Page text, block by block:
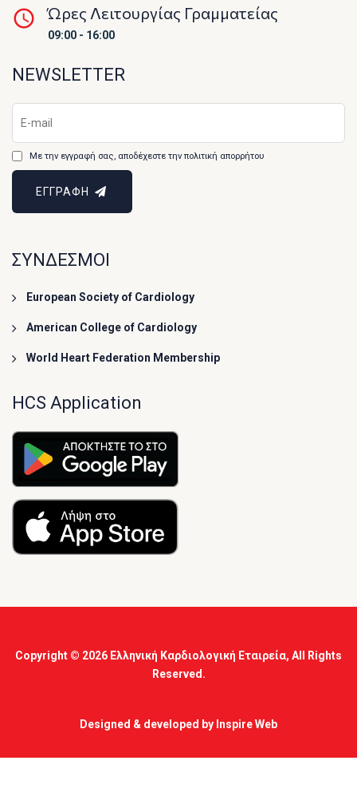
Ώρες Λειτουργίας Γραμματείας
09:00 - 16:00
NEWSLETTER
Με την εγγραφή σας, αποδέχεστε την πολιτική απορρήτου
ΕΓΓΡΑΦΗ
ΣΥΝΔΕΣΜΟΙ
European Society of Cardiology
American College of Cardiology
World Heart Federation Membership
HCS Application
Copyright © 2026 Ελληνική Καρδιολογική Εταιρεία, All Rights
Reserved.
Designed & developed by Inspire Web